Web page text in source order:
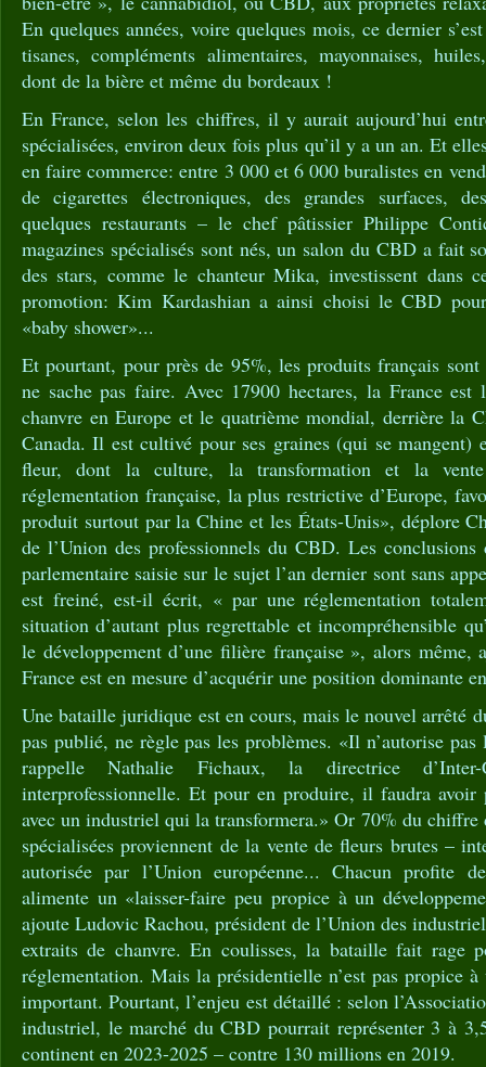
En quelques années, voire quelques mois, ce dernier
tisanes, compléments alimentaires, mayonnaises,
dont de la bière et même du bordeaux !
En France, selon les chiffres, il y aurait aujourd’hui
spécialisées, environ deux fois plus qu’il y a un an. Et
en faire commerce: entre 3 000 et 6 000 buralistes en
de cigarettes électroniques, des grandes surfaces,
quelques restaurants – le chef pâtissier Philippe
magazines spécialisés sont nés, un salon du CBD a fait
des stars, comme le chanteur Mika, investissent dans
promotion: Kim Kardashian a ainsi choisi le CBD
«baby shower»...
Et pourtant, pour près de 95%, les produits français sont
ne sache pas faire. Avec 17900 hectares, la France est
chanvre en Europe et le quatrième mondial, derrière la
Canada. Il est cultivé pour ses graines (qui se mangent)
fleur, dont la culture, la transformation et la
réglementation française, la plus restrictive d’Europe,
produit surtout par la Chine et les États-Unis», déplore
de l’Union des professionnels du CBD. Les
parlementaire saisie sur le sujet l’an dernier sont sans
est freiné, est-il écrit, « par une réglementation
situation d’autant plus regrettable et incompréhensible
le développement d’une filière française », alors même,
France est en mesure d’acquérir une position dominante
Une bataille juridique est en cours, mais le nouvel arrêté
pas publié, ne règle pas les problèmes. «Il n’autorise
rappelle Nathalie Fichaux, la directrice d’Inter-
interprofessionnelle. Et pour en produire, il faudra avoir
avec un industriel qui la transformera.» Or 70% du chiffre
spécialisées proviennent de la vente de fleurs brutes –
autorisée par l’Union européenne... Chacun profite
alimente un «laisser-faire peu propice à un
ajoute Ludovic Rachou, président de l’Union des
extraits de chanvre. En coulisses, la bataille fait rage
réglementation. Mais la présidentielle n’est pas propice
important. Pourtant, l’enjeu est détaillé : selon
industriel, le marché du CBD pourrait représenter 3 à
continent en 2023-2025 – contre 130 millions en 2019.